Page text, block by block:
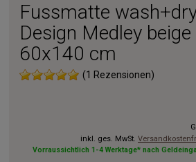
Fussmatte
Design Medley beige
60x140 cm
(1 Rezensionen)
inkl. ges. MwSt.
Vorraussichtlich 1-4 Werktage* nach